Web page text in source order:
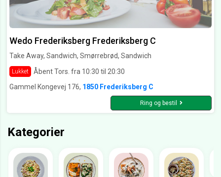
Wedo Frederiksberg Frederiksberg C
Take Away, Sandwich, Smørrebrød, Sandwich
Lukket
Åbent Tors. fra 10:30 til 20:30
Gammel Kongevej 176, 1850 Frederiksberg C
Ring og bestil
Kategorier